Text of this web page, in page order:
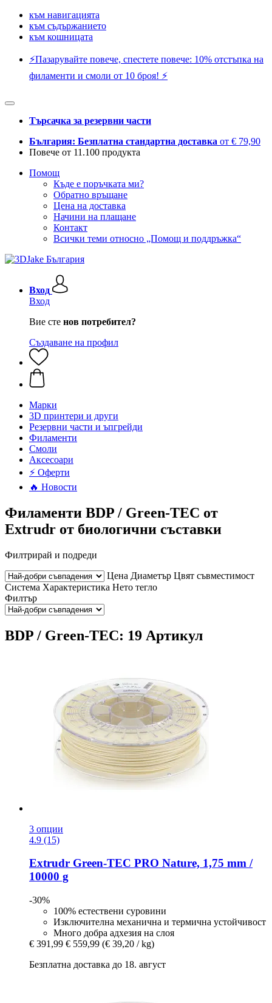
към навигацията
към съдържанието
към кошницата
⚡️Пазарувайте повече, спестете повече: 10% отстъпка на
филаменти и смоли от 10 броя! ⚡️
Търсачка за резервни части
България: Безплатна стандартна доставка от € 79,90
Повече от 11.100 продукта
Помощ
Къде е поръчката ми?
Обратно връщане
Цена на доставка
Начини на плащане
Контакт
Всички теми относно „Помощ и поддръжка“
Вход
Вход
Вие сте нов потребител?
Създаване на профил
Mарки
3D принтери и други
Резервни части и ъпгрейди
Филаменти
Смоли
Аксесоари
⚡ Оферти
🔥 Новости
Филаменти BDP / Green-TEC от
Extrudr от биологични съставки
Филтрирай и подреди
Цена Диаметър Цвят съвместимост
Система Характеристика Нето тегло
Филтър
BDP / Green-TEC: 19 Артикул
3 опции
4.9 (15)
Extrudr Green-​TEC PRO Naturе, 1,75 mm /
10000 g
-30%
100% естествени суровини
Изключителна механична и термична устойчивост
Много добра адхезия на слоя
€ 391,99 € 559,99 (€ 39,20 / kg)
Безплатна доставка до 18. август